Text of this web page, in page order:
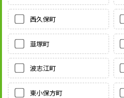
西久保町
韮塚町
波志江町
東小保方町